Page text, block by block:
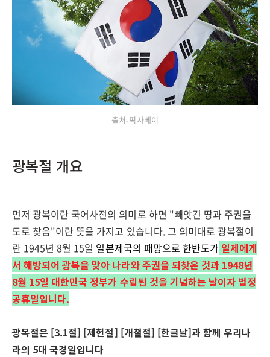
출처-픽사베이
광복절 개요
먼저 광복이란 국어사전의 의미로 하면 "빼앗긴 땅과 주권을
도로 찾음"이란 뜻을 가지고 있습니다. 그 의미대로 광복절이
란 1945년 8월 15일 일본제국의 패망으로 한반도가일제에게
서 해방되어 광복을 맞아 나라와 주권을 되찾은 것과 1948년
8월 15일 대한민국 정부가 수립된 것을 기념하는 날이자 법정
공휴일입니다.
광복절은 [3.1절] [제헌절] [개철절] [한글날]과 함께 우리나
라의 5대 국경일입니다